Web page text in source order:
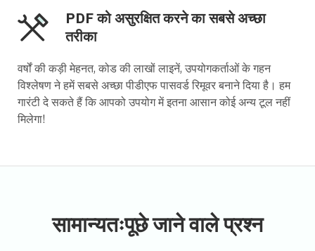
PDF को असुरक्षित करने का सबसे अच्छा
तरीका
वर्षों की कड़ी मेहनत, कोड की लाखों लाइनें, उपयोगकर्ताओं के गहन
विश्लेषण ने हमें सबसे अच्छा पीडीएफ पासवर्ड रिमूवर बनाने दिया है। हम
गारंटी दे सकते हैं कि आपको उपयोग में इतना आसान कोई अन्य टूल नहीं
मिलेगा!
सामान्यतःपूछे जाने वाले प्रश्न